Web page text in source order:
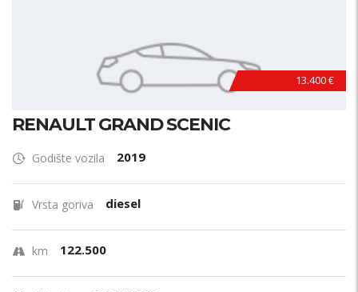
13.400 €
RENAULT GRAND SCENIC
Godište vozila 2019
Vrsta goriva diesel
km 122.500